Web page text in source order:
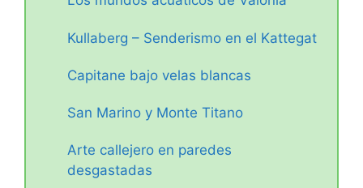
Kullaberg – Senderismo en el Kattegat
Capitane bajo velas blancas
San Marino y Monte Titano
Arte callejero en paredes
desgastadas